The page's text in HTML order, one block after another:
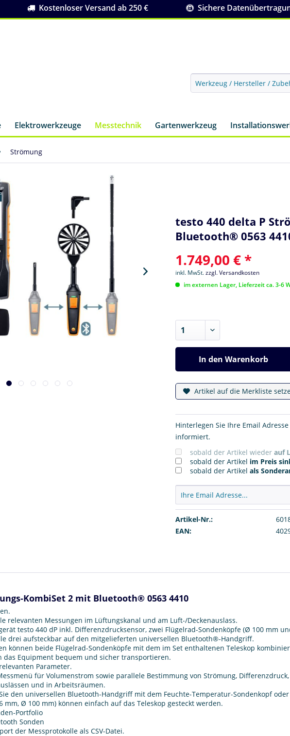
Kostenloser Versand ab 250 € Sichere
Elektrowerkzeuge Messtechnik Gartenwerkzeug
Strömung
testo 440 delta P
Bluetooth® 0563
1.749,00 € *
inkl. MwSt.zzgl. Versandkosten
im externen Lager, Lieferzeit ca. 3-6
In den Warenkorb
Artikel auf die Merkliste
Hinterlegen Sie Ihre Email
informiert.
sobald der Artikel wiederauf
sobald der Artikel im Preis
sobald der Artikelals
Artikel-Nr.:
EAN:
KombiSet 2 mit Bluetooth® 0563 4410
relevanten Messungen im Lüftungskanal und am Luft-/Deckenauslass.
testo 440 dP inkl. Differenzdrucksensor, zwei Flügelrad-Sondenköpfe (Ø 100 mm
drei aufsteckbar auf den mitgelieferten universellen Bluetooth®-Handgriff.
können beide Flügelrad-Sondenköpfe mit dem im Set enthaltenen Teleskop
das Equipment bequem und sicher transportieren.
Parameter.
für Volumenstrom sowie parallele Bestimmung von Strömung,
und in Arbeitsräumen.
den universellen Bluetooth-Handgriff mit dem Feuchte-Temperatur-Sondenkopf oder
mm, Ø 100 mm) können einfach auf das Teleskop gesteckt werden.
Portfolio
Sonden
der Messprotokolle als CSV-Datei.